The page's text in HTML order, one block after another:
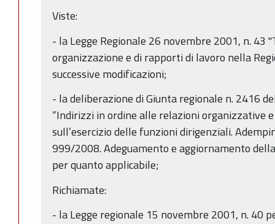
Viste:
- la Legge Regionale 26 novembre 2001, n. 43
organizzazione e di rapporti di lavoro nella
successive modificazioni;
- la deliberazione di Giunta regionale n. 2416
“Indirizzi in ordine alle relazioni organizzative
sull’esercizio delle funzioni dirigenziali.
999/2008. Adeguamento e aggiornamento
per quanto applicabile;
Richiamate:
- la Legge regionale 15 novembre 2001, n. 40